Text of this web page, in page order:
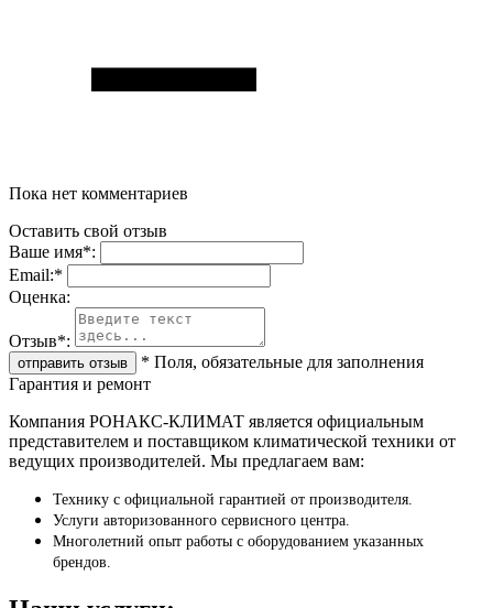
Пока нет комментариев
Оставить свой отзыв
Ваше имя*:
Email:*
Oценка:
Отзыв*:
* Поля, обязательные для заполнения
Гарантия и ремонт
Компания РОНАКС-КЛИМАТ является официальным
представителем и поставщиком климатической техники от
ведущих производителей. Мы предлагаем вам:
Технику с официальной гарантией от производителя.
Услуги авторизованного сервисного центра.
Многолетний опыт работы с оборудованием указанных
брендов.